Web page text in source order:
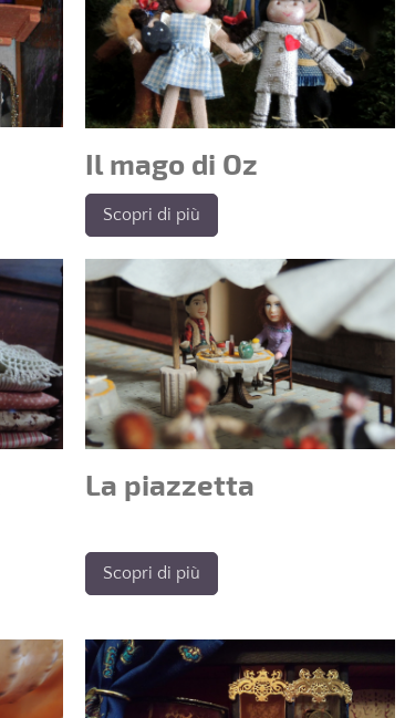
Il mago di Oz
Scopri di più
La piazzetta
Scopri di più